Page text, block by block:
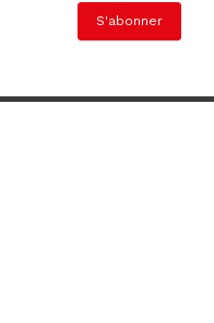
S'abonner